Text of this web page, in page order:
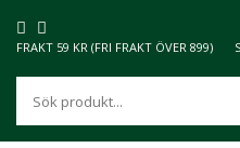
FRAKT 59 KR (FRI FRAKT ÖVER 899)